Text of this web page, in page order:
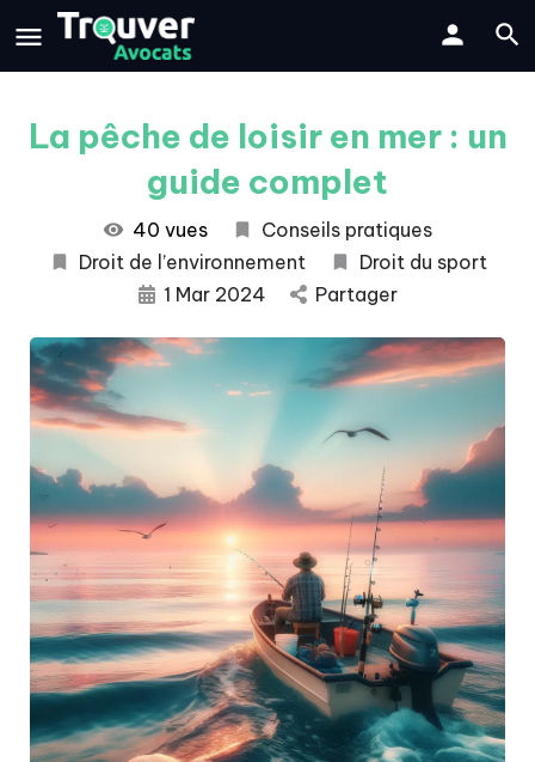
La pêche de loisir en mer : un
guide complet
40 vues
Conseils pratiques
Droit de l’environnement
Droit du sport
1 Mar 2024
Partager